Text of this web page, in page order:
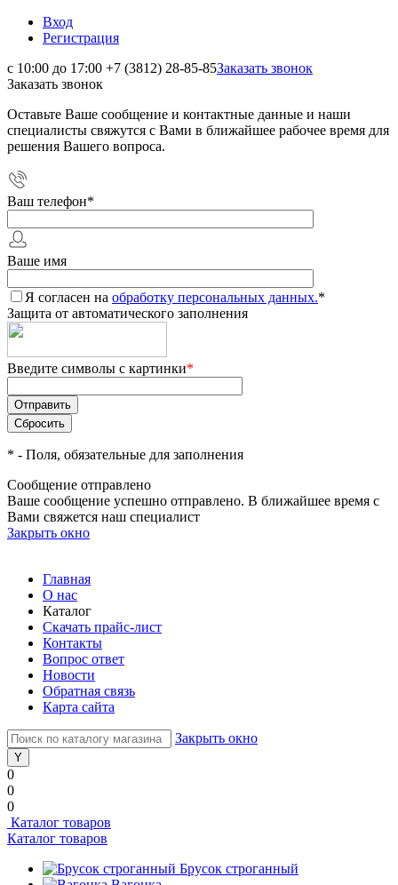
Вход
Регистрация
с 10:00 до 17:00 +7 (3812) 28-85-85Заказать звонок
Заказать звонок
Оставьте Ваше сообщение и контактные данные и наши
специалисты свяжутся с Вами в ближайшее рабочее время для
решения Вашего вопроса.
Ваш телефон*
Ваше имя
Я согласен на обработку персональных данных.*
Защита от автоматического заполнения
Введите символы с картинки*
* - Поля, обязательные для заполнения
Сообщение отправлено
Ваше сообщение успешно отправлено. В ближайшее время с
Вами свяжется наш специалист
Закрыть окно
Главная
О нас
Каталог
Скачать прайс-лист
Контакты
Вопрос ответ
Новости
Обратная связь
Карта сайта
Закрыть окно
0
0
0
Каталог товаров
Каталог товаров
Брусок строганный